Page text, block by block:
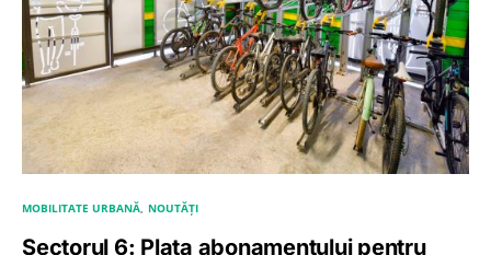
MOBILITATE URBANĂ NOUTĂȚI
Sectorul 6: Plata abonamentului pentru